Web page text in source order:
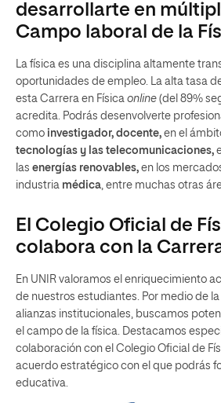
desarrollarte en
Campo laboral de la
La física es una disciplina altamente
oportunidades de empleo. La alta tasa
esta Carrera en Física online (del 89%
acredita. Podrás desenvolverte
como investigador, docente, en el
tecnologías y las telecomunicaciones,
las energías renovables, en los
industria médica, entre muchas otras
El Colegio Oficial de
colabora con la
En UNIR valoramos el enriquecimiento
de nuestros estudiantes. Por medio de
alianzas institucionales, buscamos
el campo de la física. Destacamos
colaboración con el Colegio Oficial de
acuerdo estratégico con el que podrás
educativa.